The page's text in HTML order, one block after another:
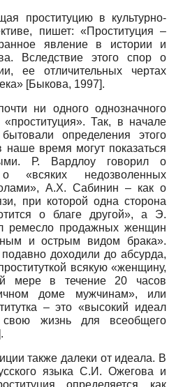
проституцию в культурно-
пишет: «Проституция –
явление в истории и
Вследствие этого спор о
ее отличительных чертах
[Быкова, 1997].
ни одного однозначного
Так, в начале
определения этого
время могут показаться
Р. Вардлоу говорил о
«всяких недозволенных
А.Х. Сабинин – как о
при которой одна сторона
о благе другой», а Э.
ремесло продажных женщин
и острым видом брака».
доходили до абсурда,
всякую «женщину,
мере в течение 20 часов
доме мужчинам», или
– это «высокий идеал
жизнь для всеобщего
также далеки от идеала. В
языка С.И. Ожегова и
определяется как